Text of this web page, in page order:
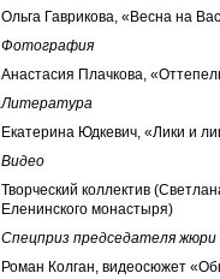
Ольга Гаврикова, «Весна на
Фотография
Анастасия Плачкова,
Литература
Екатерина Юдкевич, «Лики и
Видео
Творческий коллектив
Еленинского монастыря)
Спецприз председателя жюри
Роман Колган, видеосюжет